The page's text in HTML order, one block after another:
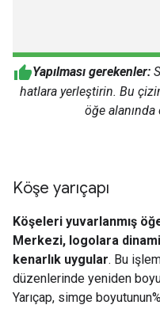
Yapılması gerekenler:
hatlara yerleştirin. Bu
öğe alanında
Köşe yarıçapı
Köşeleri yuvarlanmış
Merkezi, logolara
kenarlık uygular. Bu
düzenlerinde yeniden
Yarıçap, simge